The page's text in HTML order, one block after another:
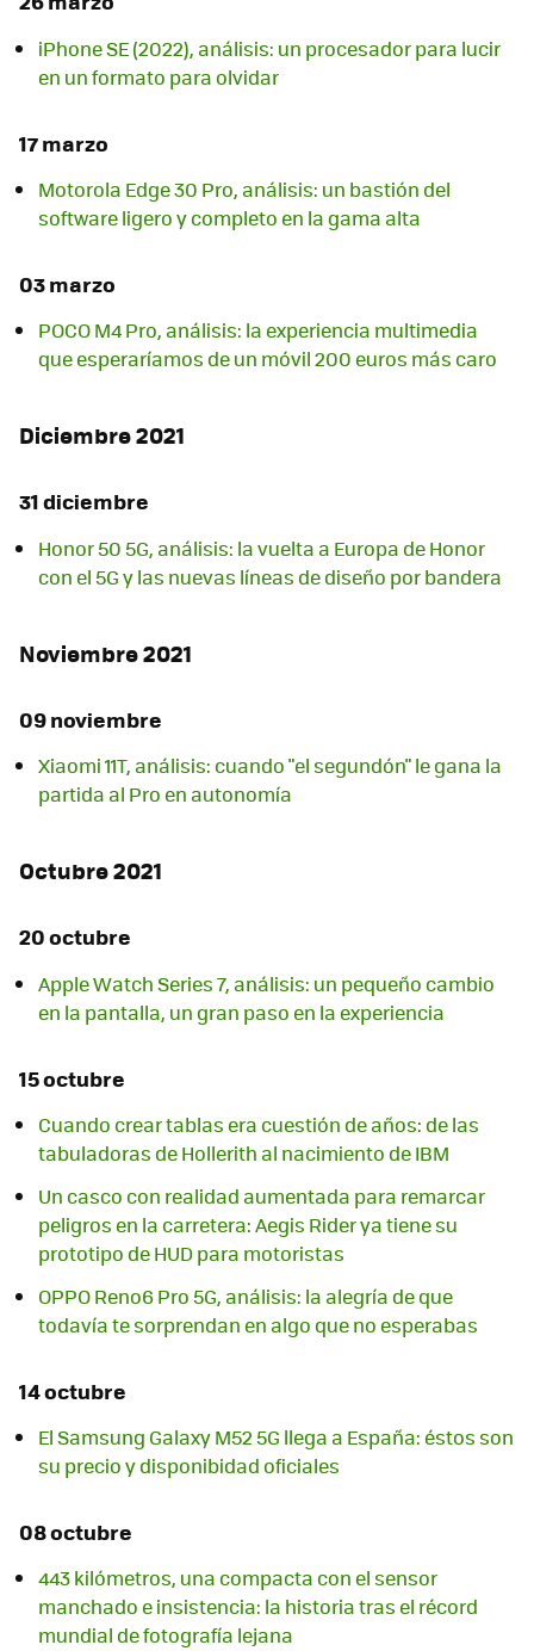
iPhone SE (2022), análisis: un procesador para lucir
en un formato para olvidar
17 marzo
Motorola Edge 30 Pro, análisis: un bastión del
software ligero y completo en la gama alta
03 marzo
POCO M4 Pro, análisis: la experiencia multimedia
que esperaríamos de un móvil 200 euros más caro
Diciembre 2021
31 diciembre
Honor 50 5G, análisis: la vuelta a Europa de Honor
con el 5G y las nuevas líneas de diseño por bandera
Noviembre 2021
09 noviembre
Xiaomi 11T, análisis: cuando "el segundón" le gana la
partida al Pro en autonomía
Octubre 2021
20 octubre
Apple Watch Series 7, análisis: un pequeño cambio
en la pantalla, un gran paso en la experiencia
15 octubre
Cuando crear tablas era cuestión de años: de las
tabuladoras de Hollerith al nacimiento de IBM
Un casco con realidad aumentada para remarcar
peligros en la carretera: Aegis Rider ya tiene su
prototipo de HUD para motoristas
OPPO Reno6 Pro 5G, análisis: la alegría de que
todavía te sorprendan en algo que no esperabas
14 octubre
El Samsung Galaxy M52 5G llega a España: éstos son
su precio y disponibidad oficiales
08 octubre
443 kilómetros, una compacta con el sensor
manchado e insistencia: la historia tras el récord
mundial de fotografía lejana